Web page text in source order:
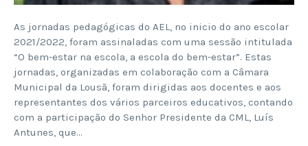
As jornadas pedagógicas do AEL, no inicio do ano escolar
2021/2022, foram assinaladas com uma sessão intitulada
“O bem-estar na escola, a escola do bem-estar”. Estas
jornadas, organizadas em colaboração com a Câmara
Municipal da Lousã, foram dirigidas aos docentes e aos
representantes dos vários parceiros educativos, contando
com a participação do Senhor Presidente da CML, Luís
Antunes, que…